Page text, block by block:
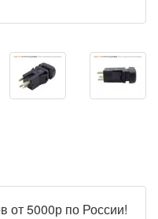
от 5000р по России!